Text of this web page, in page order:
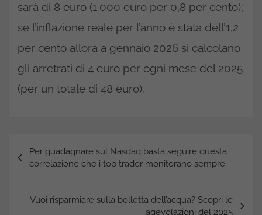
sarà di 8 euro (1.000 euro per 0,8 per cento);
se l’inflazione reale per l’anno è stata dell’1,2
per cento allora a gennaio 2026 si calcolano
gli arretrati di 4 euro per ogni mese del 2025
(per un totale di 48 euro).
articoli
Per guadagnare sul Nasdaq basta seguire questa
correlazione che i top trader monitorano sempre
Vuoi risparmiare sulla bolletta dell’acqua? Scopri le
agevolazioni del 2025